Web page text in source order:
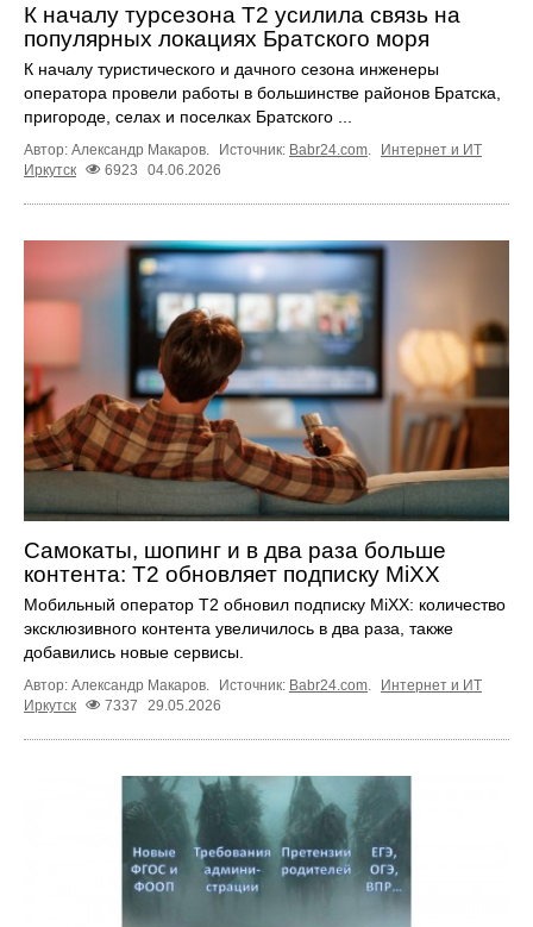
К началу турсезона Т2 усилила связь на
популярных локациях Братского моря
К началу туристического и дачного сезона инженеры
оператора провели работы в большинстве районов Братска,
пригороде, селах и поселках Братского ...
Автор: Александр Макаров. Источник: Babr24.com
Интернет и ИТ
Иркутск
6923 04.06.2026
Самокаты, шопинг и в два раза больше
контента: Т2 обновляет подписку MiXX
Мобильный оператор Т2 обновил подписку MiXX: количество
эксклюзивного контента увеличилось в два раза, также
добавились новые сервисы.
Автор: Александр Макаров. Источник: Babr24.com.
Интернет и ИТ
Иркутск
7337 29.05.2026